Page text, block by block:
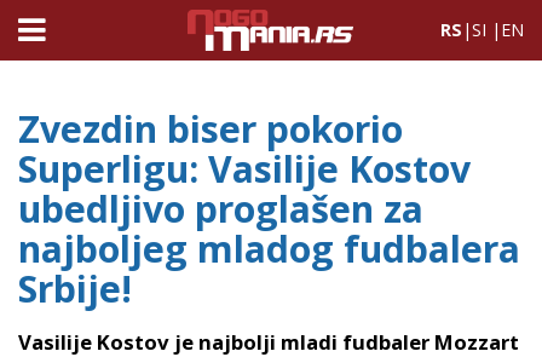
RS |SI | EN
Zvezdin biser pokorio
Superligu: Vasilije Kostov
ubedljivo proglašen za
najboljeg mladog fudbalera
Srbije!
Vasilije Kostov je najbolji mladi fudbaler Mozzart